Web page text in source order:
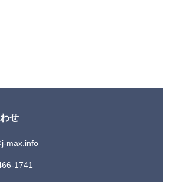
せ
max.info
1741